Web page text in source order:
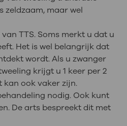
zeldzaam, maar wel
TTS. Soms merkt u dat u
Het is wel belangrijk dat
wordt. Als u zwanger
krijgt u 1 keer per 2
kan ook vaker zijn.
nodig. Ook kunt
De arts bespreekt dit met